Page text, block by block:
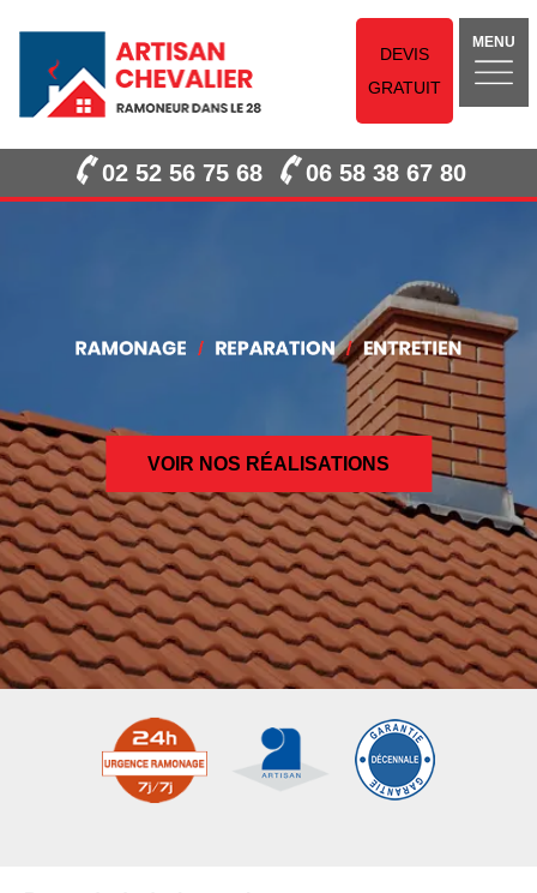
DEVIS
GRATUIT
MENU
02 52 56 75 68 06 58 38 67 80
VOIR NOS RÉALISATIONS